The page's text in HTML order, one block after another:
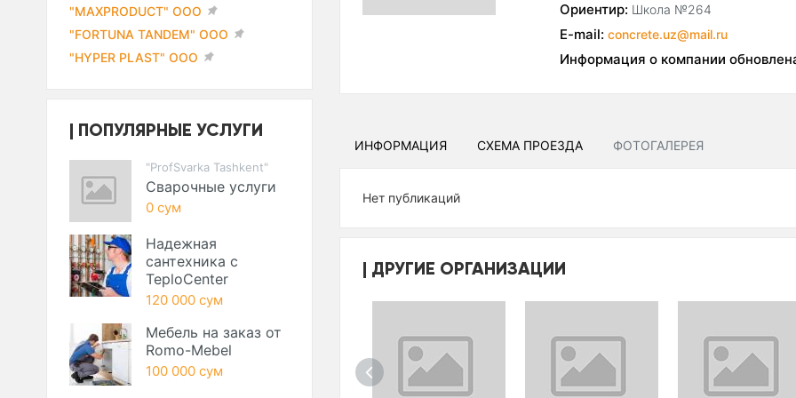
Ориентир: Школа №264
E-mail: concrete.uz@mail.ru
Информация о компании
ИНФОРМАЦИЯ СХЕМА ПРОЕЗДА ФОТОГАЛЕРЕЯ
Нет публикаций
ДРУГИЕ ОРГАНИЗАЦИИ
"MAXPRODUCT" ООО
"FORTUNA TANDEM" ООО
"HYPER PLAST" ООО
ПОПУЛЯРНЫЕ УСЛУГИ
"ProfSvarka Tashkent"
Сварочные услуги
0 сум
Надежная
сантехника с
TeploCenter
120 000 сум
Мебель на заказ от
Romo-Mebel
100 000 сум